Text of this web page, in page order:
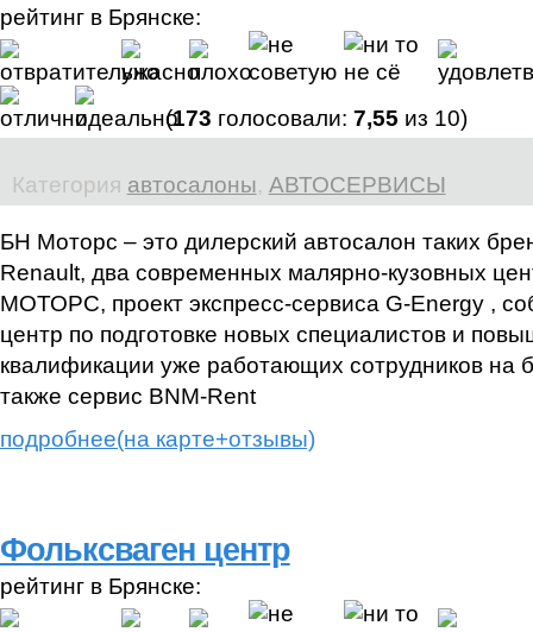
рейтинг в Брянске:
(173 голосовали: 7,55 из 10)
Категория автосалоны, АВТОСЕРВИСЫ
БН Моторс – это дилерский автосалон таких
Renault, два современных малярно-кузовных
МОТОРС, проект экспресс-сервиса G-Energy ,
центр по подготовке новых специалистов и
квалификации уже работающих сотрудников на
также сервис BNM-Rent
подробнее(на карте+отзывы)
Фольксваген центр
рейтинг в Брянске: